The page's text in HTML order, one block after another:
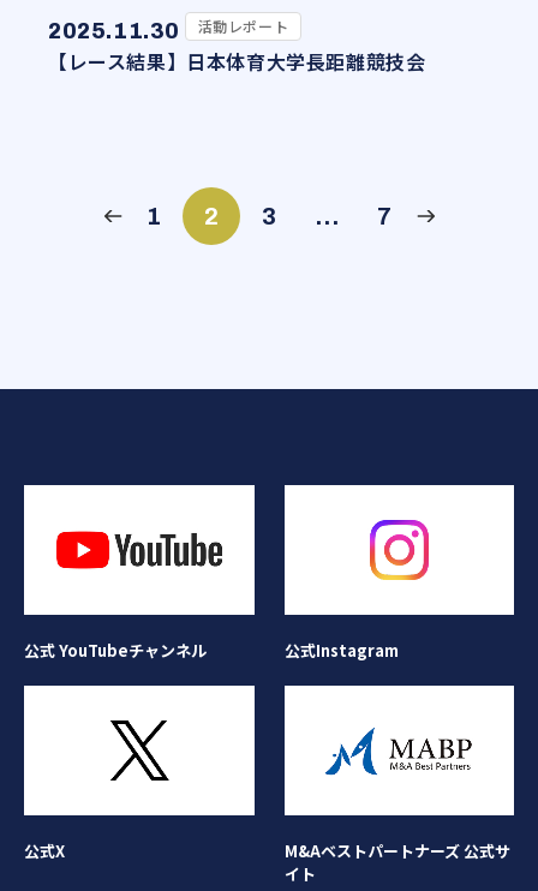
2025.11.30 活動レポート
【レース結果】日本体育大学長距離競技会
1 2 3 … 7
公式 YouTubeチャンネル 公式Instagram
公式X
M&Aベストパートナーズ 公式サ
イト